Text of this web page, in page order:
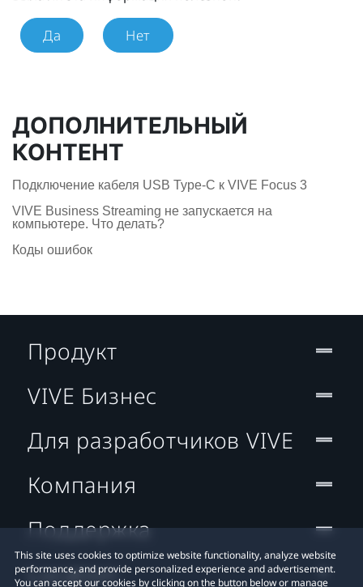
Да Нет
ДОПОЛНИТЕЛЬНЫЙ
КОНТЕНТ
Подключение кабеля USB Type-C к VIVE Focus 3
VIVE Business Streaming не запускается на
компьютере. Что делать?
Коды ошибок
This site uses cookies to optimize website functionality, analyze website
performance, and provide personalized experience and advertisement.
You can accept our cookies by clicking on the button below or manage
Продукт
VIVE Бизнес
Для разработчиков VIVE
Компания
Поддержка
Location